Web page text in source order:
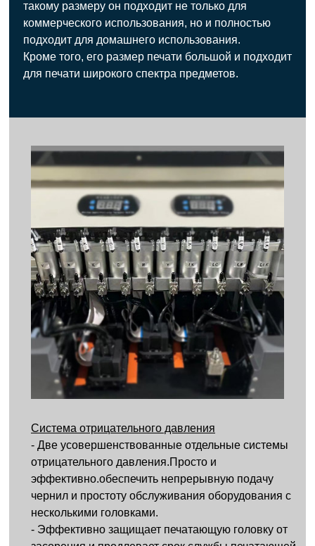
такому размеру он подходит не только для
коммерческого использования, но и полностью
подходит для домашнего использования.
Кроме того, его размер печати большой и подходит
для печати широкого спектра предметов.
Система отрицательного давления
- Две усовершенствованные отдельные системы
отрицательного давления.Просто и
эффективно.обеспечить непрерывную подачу
чернил и простоту обслуживания оборудования с
несколькими головками.
- Эффективно защищает печатающую головку от